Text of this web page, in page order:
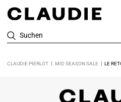
Suchen
CLAUDIE PIERLOT MID SEASON SALE LE